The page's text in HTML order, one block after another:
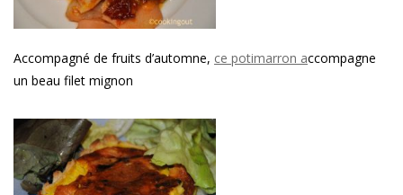
Accompagné de fruits d’automne, ce potimarron accompagne
un beau filet mignon